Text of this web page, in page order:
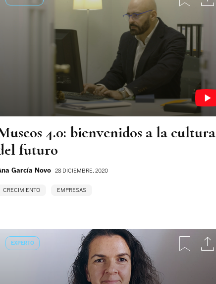
4.0: bienvenidos a la cultura
futuro
García Novo 28 DICIEMBRE, 2020
CRECIMIENTO EMPRESAS
EXPERTO